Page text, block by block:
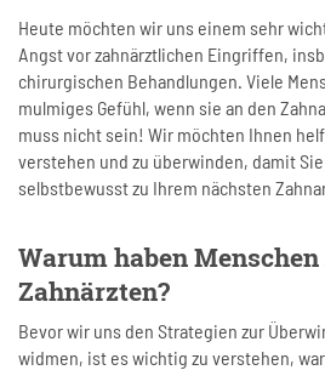
Heute möchten wir uns einem sehr
Angst vor zahnärztlichen Eingriffen,
chirurgischen Behandlungen. Viele
mulmiges Gefühl, wenn sie an den
muss nicht sein! Wir möchten Ihnen
verstehen und zu überwinden, damit
selbstbewusst zu Ihrem nächsten
Warum haben
Zahnärzten?
Bevor wir uns den Strategien zur
widmen, ist es wichtig zu verstehen,